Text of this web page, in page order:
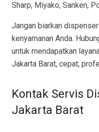
Sharp, Miyako, Sanken,
Jangan biarkan
kenyamanan Anda.
untuk mendapatkan
Jakarta Barat, cepat,
Kontak Servis
Jakarta Barat